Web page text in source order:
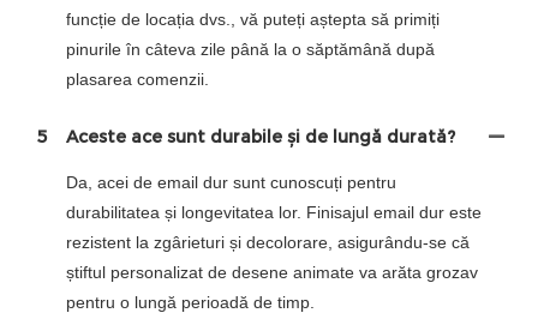
funcție de locația dvs., vă puteți aștepta să primiți
pinurile în câteva zile până la o săptămână după
plasarea comenzii.
5 Aceste ace sunt durabile și de lungă durată?
Da, acei de email dur sunt cunoscuți pentru
durabilitatea și longevitatea lor. Finisajul email dur este
rezistent la zgârieturi și decolorare, asigurându-se că
știftul personalizat de desene animate va arăta grozav
pentru o lungă perioadă de timp.